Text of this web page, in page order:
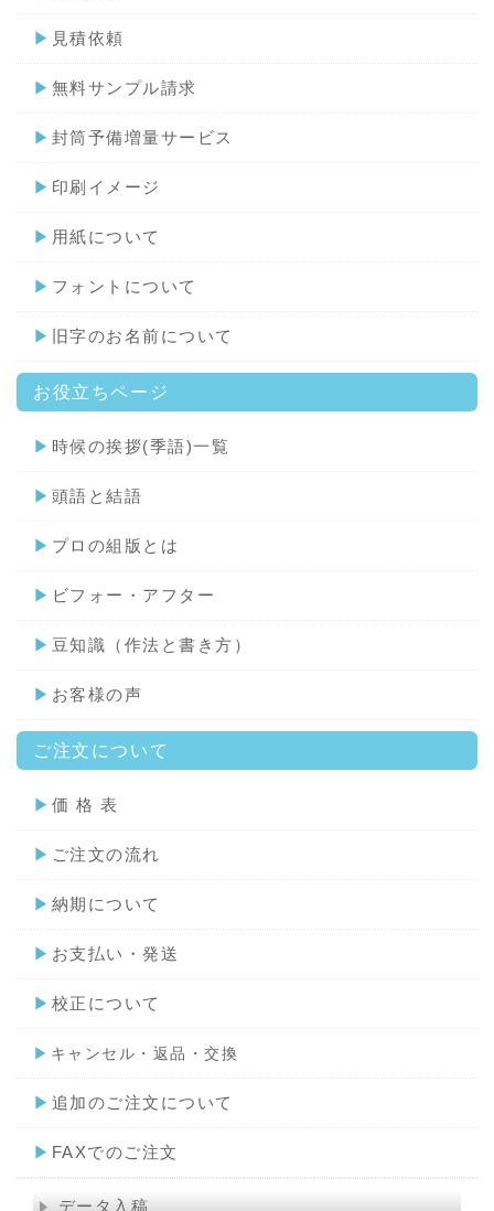
▶ 見積依頼
▶ 無料サンプル請求
▶ 封筒予備増量サービス
▶ 印刷イメージ
▶ 用紙について
▶ フォントについて
▶ 旧字のお名前について
お役立ちページ
▶ 時候の挨拶(季語)一覧
▶ 頭語と結語
▶ プロの組版とは
▶ ビフォー・アフター
▶ 豆知識（作法と書き方）
▶ お客様の声
ご注文について
▶ 価 格 表
▶ ご注文の流れ
▶ 納期について
▶ お支払い・発送
▶ 校正について
▶ キャンセル・返品・交換
▶ 追加のご注文について
▶ FAXでのご注文
データ入稿